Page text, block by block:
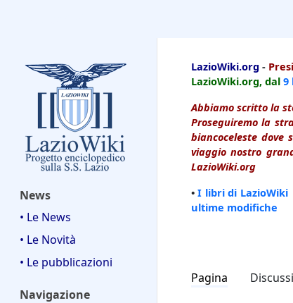
News
• Le News
• Le Novità
• Le pubblicazioni
Navigazione
LazioWiki.org -
LazioWiki.org, dal 9
Abbiamo scritto la
Proseguiremo la
biancoceleste
viaggio nostro
LazioWiki.org
•I libri di LazioWiki
ultime modifiche
Pagina